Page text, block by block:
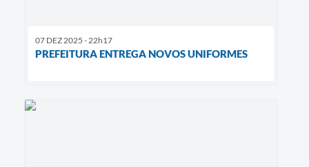
07 DEZ 2025 - 22h17
PREFEITURA ENTREGA NOVOS UNIFORMES